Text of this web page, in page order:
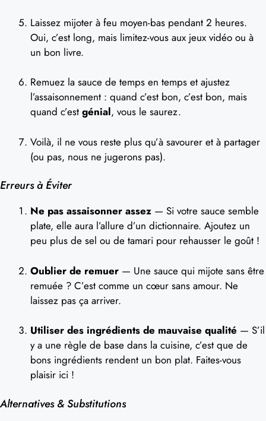
Laissez mijoter à feu moyen-bas pendant 2 heures.
Oui, c’est long, mais limitez-vous aux jeux vidéo ou à
un bon livre.
Remuez la sauce de temps en temps et ajustez
l’assaisonnement : quand c’est bon, c’est bon, mais
quand c’est génial, vous le saurez.
Voilà, il ne vous reste plus qu’à savourer et à partager
(ou pas, nous ne jugerons pas).
Erreurs à Éviter
Ne pas assaisonner assez — Si votre sauce semble
plate, elle aura l’allure d’un dictionnaire. Ajoutez un
peu plus de sel ou de tamari pour rehausser le goût !
Oublier de remuer — Une sauce qui mijote sans être
remuée ? C’est comme un cœur sans amour. Ne
laissez pas ça arriver.
Utiliser des ingrédients de mauvaise qualité — S’il
y a une règle de base dans la cuisine, c’est que de
bons ingrédients rendent un bon plat. Faites-vous
plaisir ici !
Alternatives & Substitutions